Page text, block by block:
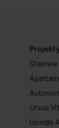
Stalowa
Ursus
Osiedle